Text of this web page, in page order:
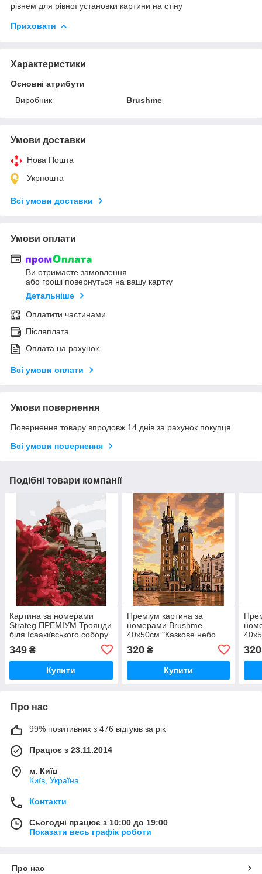
рівнем для рівної установки картини на стіну
Приховати
Характеристики
Основні атрибути
Виробник
Brushme
Умови доставки
Нова Пошта
Укрпошта
Всі умови доставки
Умови оплати
Ви отримаєте замовлення
або гроші повернуться на вашу картку
Детальніше
Оплатити частинами
Післяплата
Оплата на рахунок
Всі умови оплати
Умови повернення
Повернення товару впродовж 14 днів за рахунок покупця
Всі умови повернення
Подібні товари компанії
Картина за номерами
Strateg ПРЕМІУМ Троянди
біля Ісаакіївського собору
з лаком розміром 40х50
см (GS1241)
349 ₴
Купити
Преміум картина за
номерами Brushme
40x50см "Казкове небо
320₴
Купити
320
Про нас
99% позитивних з 476 відгуків за рік
Працює з 23.11.2014
м. Київ
Київ, Україна
Контакти
Сьогодні працює з 10:00 до 19:00
Показати весь графік роботи
Про нас